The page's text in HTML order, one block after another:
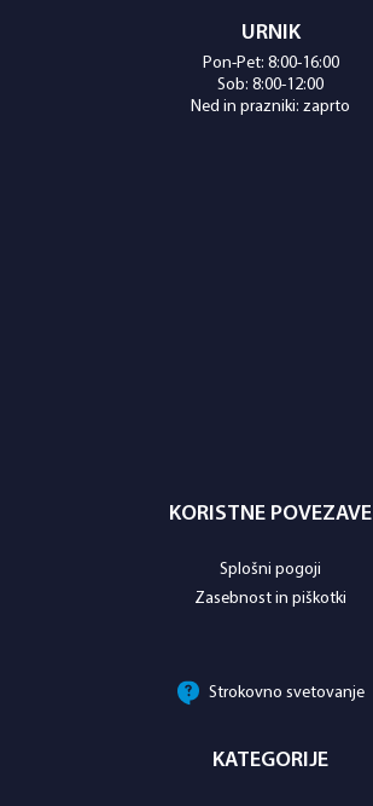
URNIK
Pon-Pet: 8:00-16:00
Sob: 8:00-12:00
Ned in prazniki: zaprto
KORISTNE POVEZAVE
Splošni pogoji
Zasebnost in piškotki
Strokovno svetovanje
KATEGORIJE